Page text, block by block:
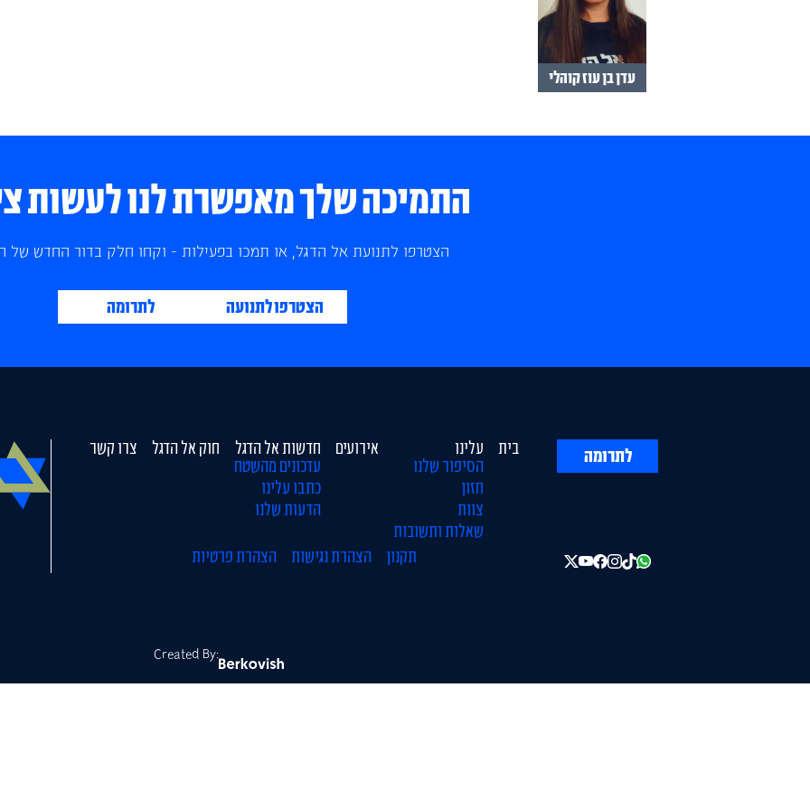
עדן בן עוז קוהלי
התמיכה שלך מאפשרת לנו לעשות
הצטרפו לתנועת אל הדגל, או תמכו בפעילות - וקחו חלק בדור החדש של
הצטרפו לתנועה לתרומה
בית
עלינו
הסיפור שלנו
חזון
צוות
שאלות ותשובות
אירועים
חדשות אל הדגל
עדכונים מהשטח
כתבו עלינו
הדעות שלנו
חוק אל הדגל צרו קשר
תקנון הצהרת נגישות הצהרת פרטיות
לתרומה
Created By: